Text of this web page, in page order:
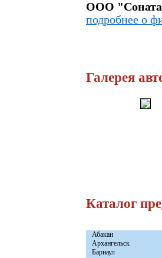
ООО
подробнее о
Галерея
Каталог
Абакан
Архангельск
Барнаул